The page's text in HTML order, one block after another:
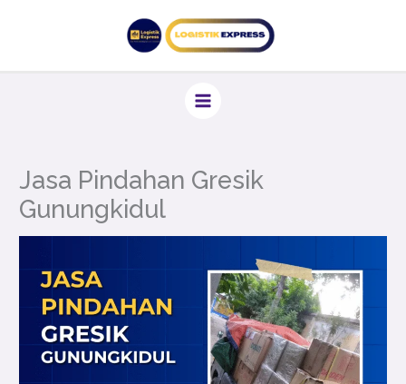
Jasa Pindahan Gresik
Gunungkidul